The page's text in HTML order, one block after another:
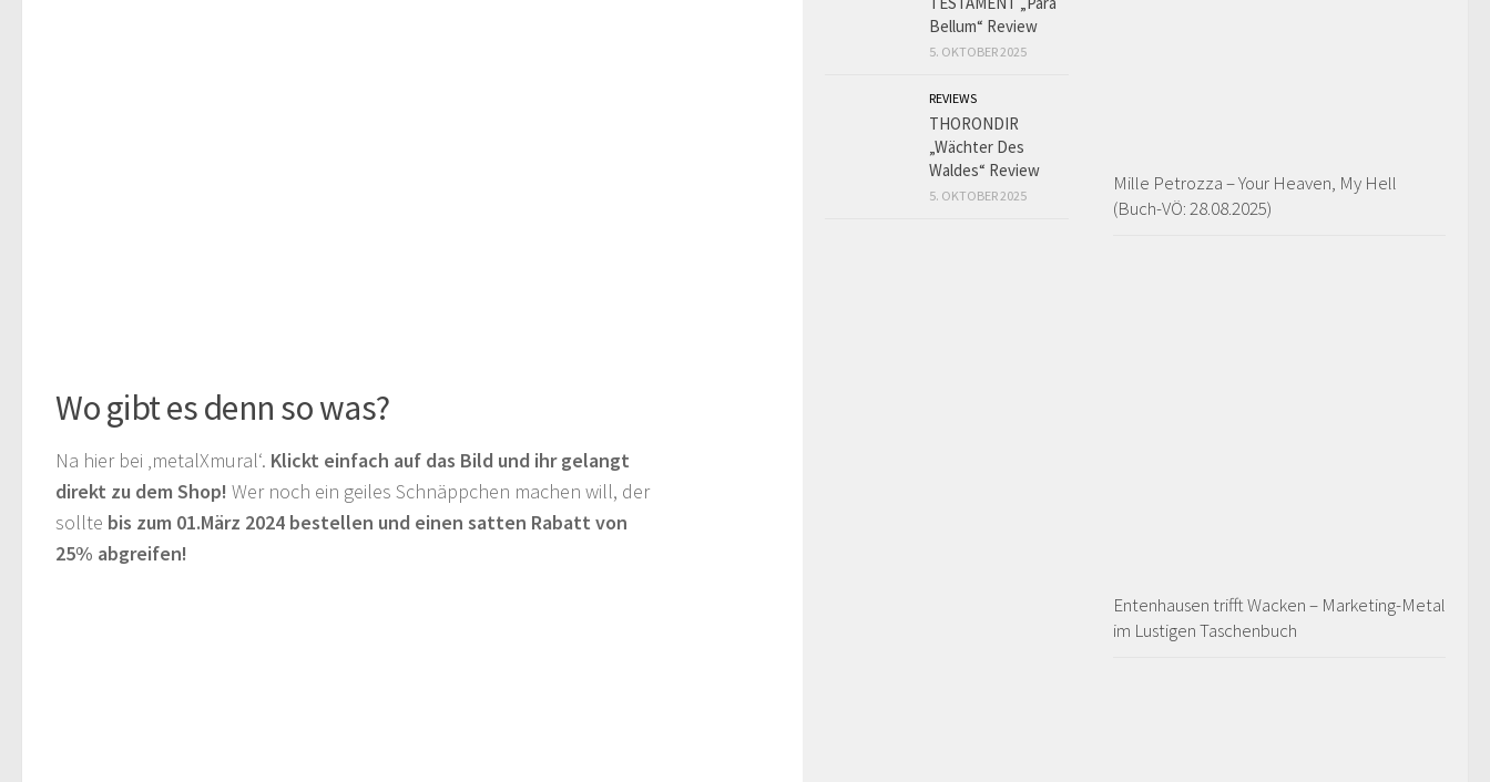
Wo gibt es denn so was?
Na hier bei ‚metalXmural‘. Klickt einfach auf das Bild und ihr gelangt
direkt zu dem Shop! Wer noch ein geiles Schnäppchen machen will, der
sollte bis zum 01.März 2024 bestellen und einen satten Rabatt von
25% abgreifen!
Mille Petrozza – Your Heaven, My Hell
(Buch-VÖ: 28.08.2025)
Entenhausen trifft Wacken – Marketing-Metal
im Lustigen Taschenbuch
Bellum“ Review
5. OKTOBER 2025
REVIEWS
THORONDIR
„Wächter Des
Waldes“ Review
5. OKTOBER 2025